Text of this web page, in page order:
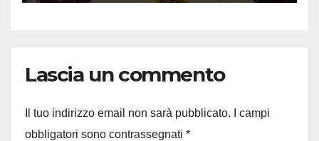
Lascia un commento
Il tuo indirizzo email non sarà pubblicato.
I campi
obbligatori sono contrassegnati *